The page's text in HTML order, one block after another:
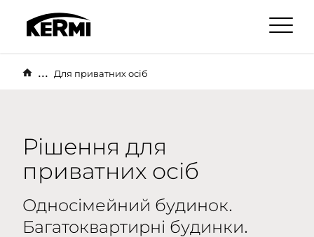
... Для приватних осіб
Рішення для
приватних осіб
Односімейний будинок.
Багатоквартирні будинки.